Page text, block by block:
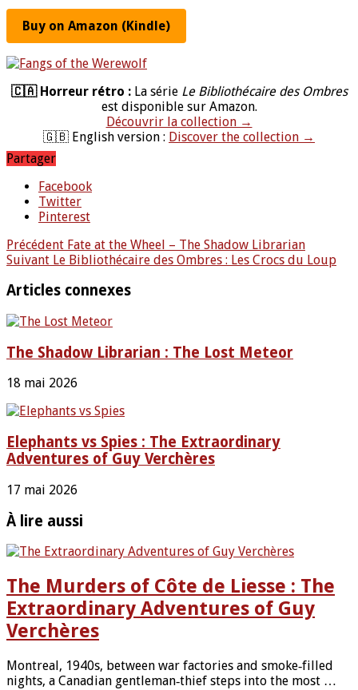
Buy on Amazon (Kindle)
🇨🇦 Horreur rétro :La série Le Bibliothécaire des Ombres
est disponible sur Amazon.
Découvrir la collection →
🇬🇧 English version : Discover the collection →
Partager
Facebook
Twitter
Pinterest
Précédent Fate at the Wheel – The Shadow Librarian
Suivant Le Bibliothécaire des Ombres : Les Crocs du Loup
Articles connexes
The Shadow Librarian : The Lost Meteor
18 mai 2026
Elephants vs Spies : The Extraordinary
Adventures of Guy Verchères
17 mai 2026
À lire aussi
The Murders of Côte de Liesse : The
Extraordinary Adventures of Guy
Verchères
Montreal, 1940s, between war factories and smoke‑filled
nights, a Canadian gentleman‑thief steps into the most …